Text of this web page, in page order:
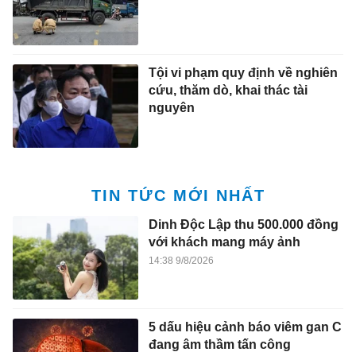
Tội vi phạm quy định về nghiên
cứu, thăm dò, khai thác tài
nguyên
TIN TỨC MỚI NHẤT
Dinh Độc Lập thu 500.000 đồng
với khách mang máy ảnh
14:38 9/8/2026
5 dấu hiệu cảnh báo viêm gan C
đang âm thầm tấn công